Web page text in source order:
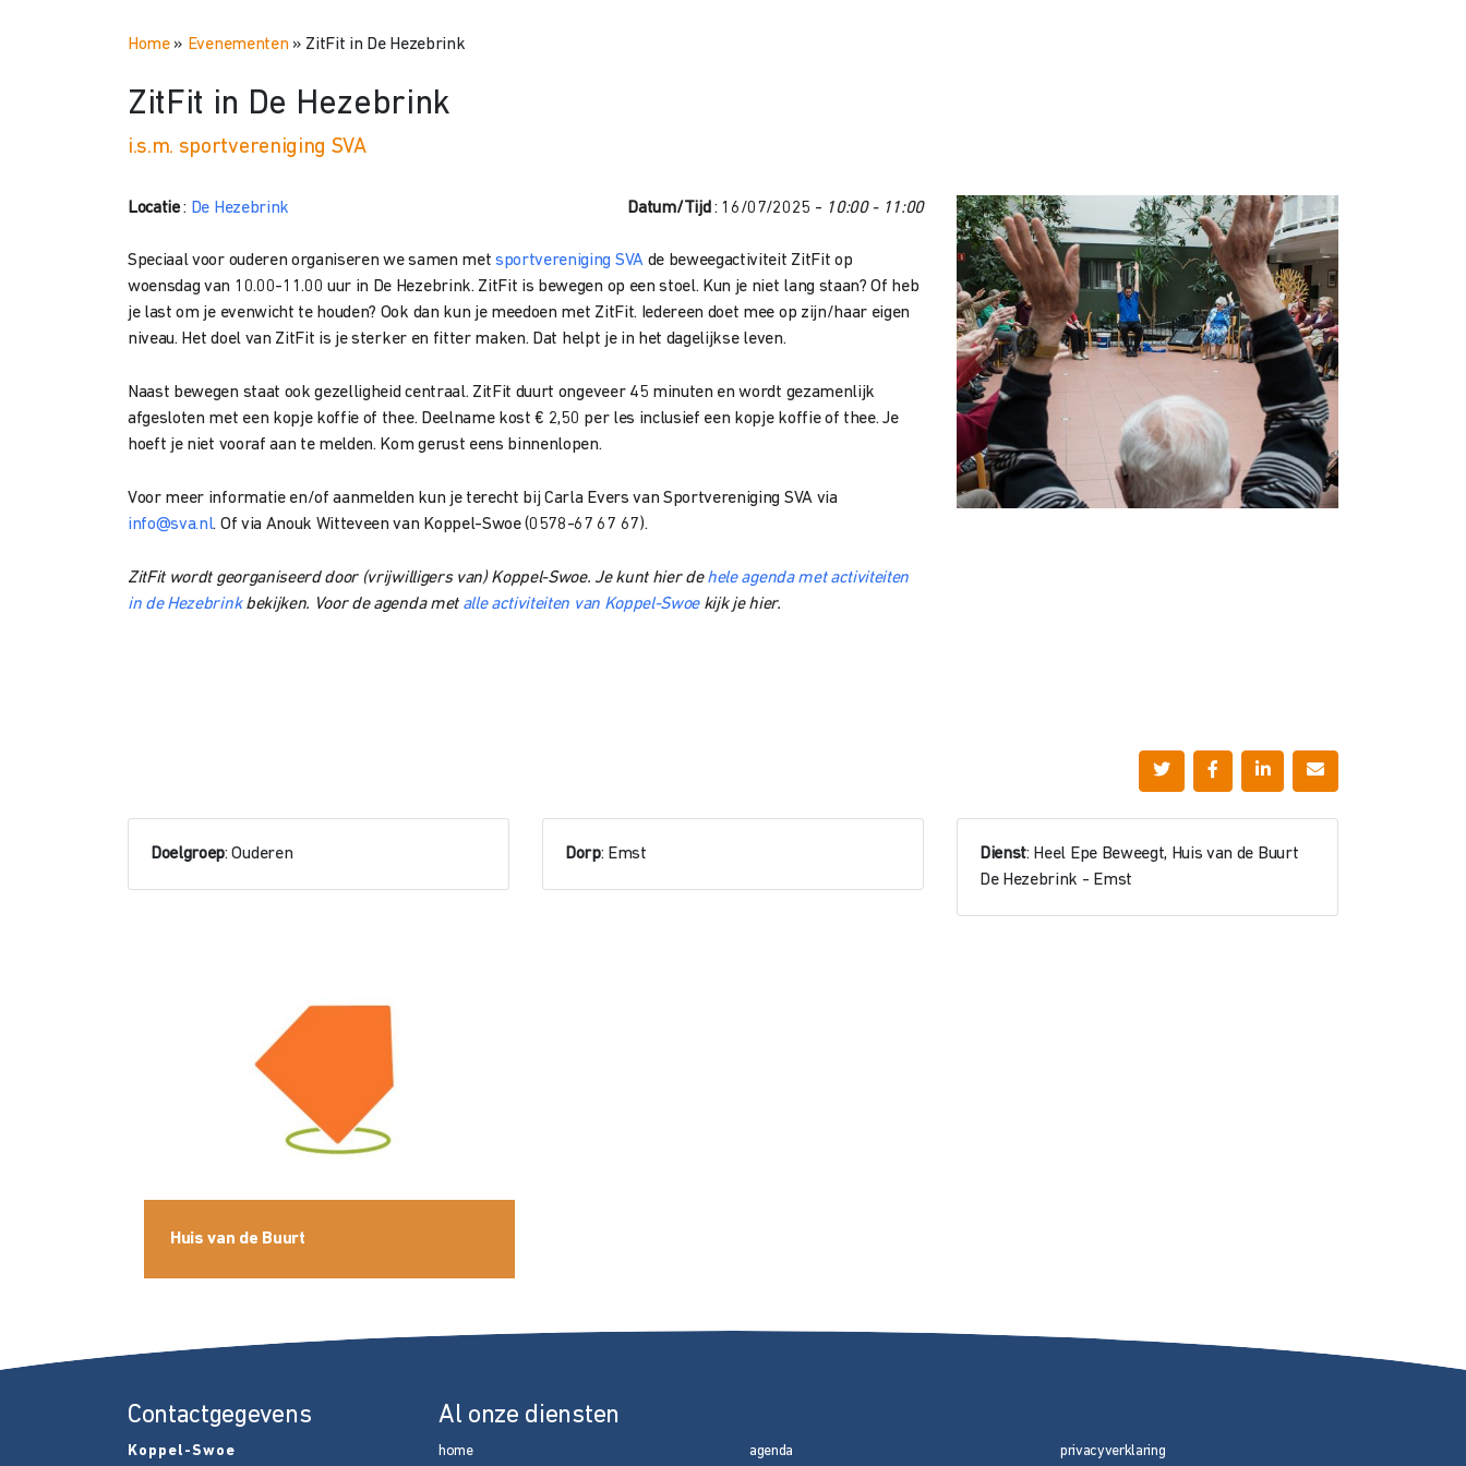
Home» Evenementen» ZitFit in De Hezebrink
ZitFit in De Hezebrink
i.s.m. sportvereniging SVA
Locatie: De Hezebrink Datum/Tijd : 16/07/2025 - 10:00 - 11:00
Speciaal voor ouderen organiseren we samen met sportvereniging SVAde beweegactiviteit ZitFit op
woensdag van 10.00-11.00 uur in De Hezebrink. ZitFit is bewegen op een stoel. Kun je niet lang staan? Of heb
je last om je evenwicht te houden? Ook dan kun je meedoen met ZitFit. Iedereen doet mee op zijn/haar eigen
niveau. Het doel van ZitFit is je sterker en fitter maken. Dat helpt je in het dagelijkse leven.
Naast bewegen staat ook gezelligheid centraal. ZitFit duurt ongeveer 45 minuten en wordt gezamenlijk
afgesloten met een kopje koffie of thee. Deelname kost € 2,50 per les inclusief een kopje koffie of thee. Je
hoeft je niet vooraf aan te melden. Kom gerust eens binnenlopen.
Voor meer informatie en/of aanmelden kun je terecht bij Carla Evers van Sportvereniging SVA via
info@sva.nl. Of via Anouk Witteveen van Koppel-Swoe (0578-67 67 67).
ZitFit wordt georganiseerd door (vrijwilligers van) Koppel-Swoe. Je kunt hier dehele agenda met activiteiten
in de Hezebrinkbekijken. Voor de agenda met alle activiteiten van Koppel-Swoekijk je hier.
Doelgroep: Ouderen Dorp: Emst Dienst: Heel Epe Beweegt, Huis van de Buurt
De Hezebrink - Emst
Huis van de Buurt
Contactgegevens
Koppel-Swoe
Al onze diensten
home agenda privacyverklaring